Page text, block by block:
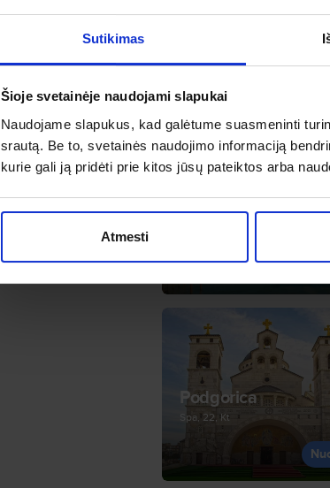
Sutikimas
Šioje svetainėje naudojami slapukai
Naudojame slapukus, kad galėtume suasmeninti
srautą. Be to, svetainės naudojimo informaciją
kurie gali ją pridėti prie kitos jūsų pateiktos arba
Atmesti
Venecija
Podgorica
Spa, 22, Kt